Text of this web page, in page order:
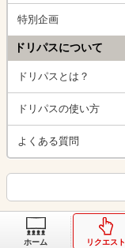
特別企画
ドリパスについて
ドリパスとは？
ドリパスの使い方
よくある質問
ホーム リクエスト